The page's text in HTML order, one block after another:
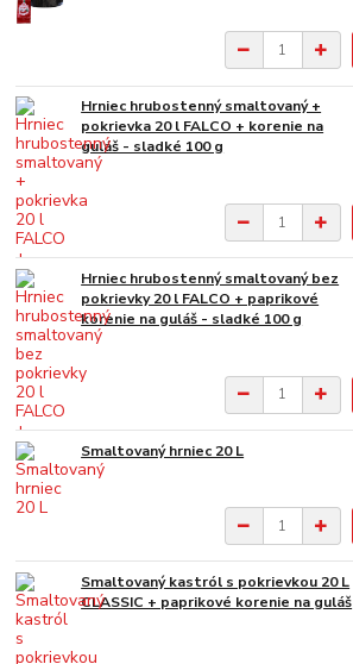
Hrniec hrubostenný smaltovaný +
pokrievka 20 l FALCO + korenie na
guláš - sladké 100 g
Hrniec hrubostenný smaltovaný bez
pokrievky 20 l FALCO + paprikové
korenie na guláš - sladké 100 g
Smaltovaný hrniec 20 L
Smaltovaný kastról s pokrievkou 20 L
CLASSIC + paprikové korenie na guláš